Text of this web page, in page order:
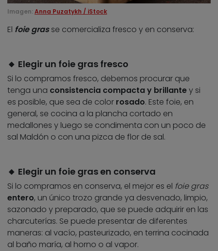
Imagen: Anna Puzatykh / iStock
El foie gras se comercializa fresco y en conserva:
🔸 Elegir un foie gras fresco
Si lo compramos fresco, debemos procurar que
tenga una consistencia compacta y brillantey si
es posible, que sea de color rosado. Este foie, en
general, se cocina a la plancha cortado en
medallones y luego se condimenta con un poco de
sal Maldón o con una pizca de flor de sal.
🔸 Elegir un foie gras en conserva
Si lo compramos en conserva, el mejor es el foie gras
entero, un único trozo grande ya desvenado, limpio,
sazonado y preparado, que se puede adquirir en las
charcuterías. Se puede presentar de diferentes
maneras: al vacío, pasteurizado, en terrina cocinada
al baño maría, al horno o al vapor.